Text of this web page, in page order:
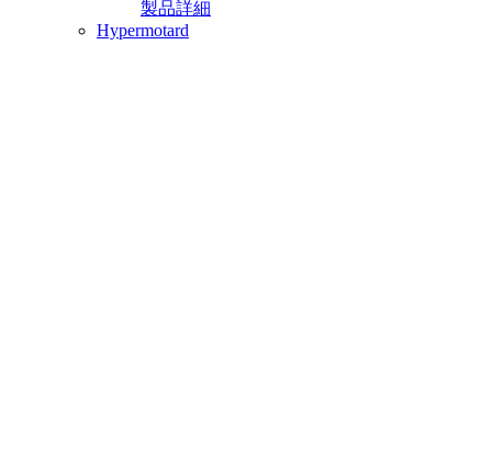
製品詳細
Hypermotard